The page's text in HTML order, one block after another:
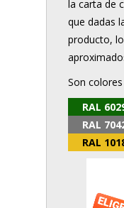
la carta de
que dadas
producto,
Son
RAL
RAL
RAL